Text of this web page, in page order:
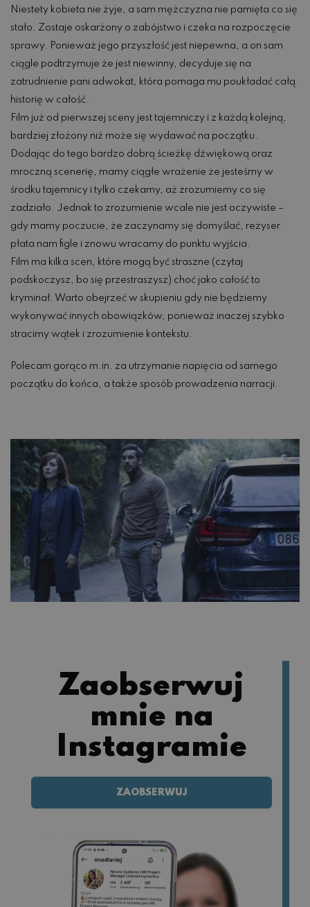
Niestety kobieta nie żyje, a sam mężczyzna nie pamięta co się
stało. Zostaje oskarżony o zabójstwo i czeka na rozpoczęcie
sprawy. Ponieważ jego przyszłość jest niepewna, a on sam
ciągle podtrzymuje że jest niewinny, decyduje się na
zatrudnienie pani adwokat, która pomaga mu poukładać całą
historię w całość.
Film już od pierwszej sceny jest tajemniczy i z każdą kolejną,
bardziej złożony niż może się wydawać na początku.
Dodając do tego bardzo dobrą ścieżkę dźwiękową oraz
mroczną scenerię, mamy ciągłe wrażenie że jesteśmy w
środku tajemnicy i tylko czekamy, aż zrozumiemy co się
zadziało. Jednak to zrozumienie wcale nie jest oczywiste –
gdy mamy poczucie, że zaczynamy się domyślać, reżyser
płata nam figle i znowu wracamy do punktu wyjścia.
Film ma kilka scen, które mogą być straszne (czytaj
podskoczysz, bo się przestraszysz) choć jako całość to
kryminał. Warto obejrzeć w skupieniu gdy nie będziemy
wykonywać innych obowiązków, ponieważ inaczej szybko
stracimy wątek i zrozumienie kontekstu.
Polecam gorąco m.in. za utrzymanie napięcia od samego
początku do końca, a także sposób prowadzenia narracji.
Zaobserwuj
mnie na
Instagramie
ZAOBSERWUJ